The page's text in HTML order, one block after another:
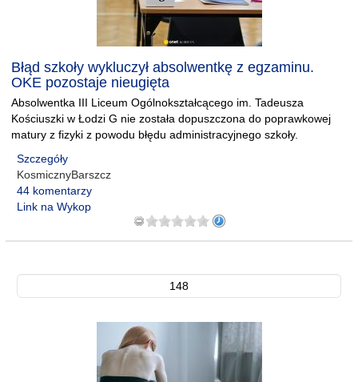
Błąd szkoły wykluczył absolwentkę z egzaminu.
OKE pozostaje nieugięta
Absolwentka III Liceum Ogólnokształcącego im. Tadeusza
Kościuszki w Łodzi G nie została dopuszczona do poprawkowej
matury z fizyki z powodu błędu administracyjnego szkoły.
Szczegóły
KosmicznyBarszcz
44 komentarzy
Link na Wykop
148